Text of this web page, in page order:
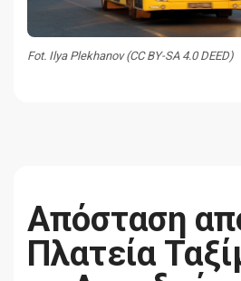
Fot. Ilya Plekhanov (CC BY-SA 4.0 DEED)
Απόσταση
Πλατεία